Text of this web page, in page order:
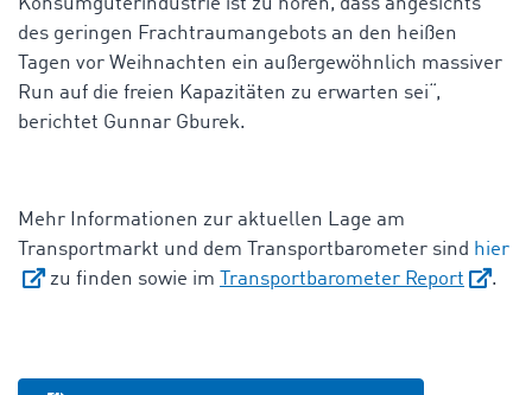
Konsumgüterindustrie ist zu hören, dass angesichts
des geringen Frachtraumangebots an den heißen
Tagen vor Weihnachten ein außergewöhnlich massiver
Run auf die freien Kapazitäten zu erwarten sei“,
berichtet Gunnar Gburek.
Mehr Informationen zur aktuellen Lage am
Transportmarkt und dem Transportbarometer sind hier
zu finden sowie im
Transportbarometer Report .